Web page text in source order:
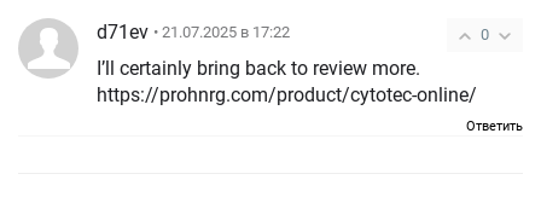
0
d71ev • 21.07.2025 в 17:22
I’ll certainly bring back to review more.
https://prohnrg.com/product/cytotec-online/
Ответить